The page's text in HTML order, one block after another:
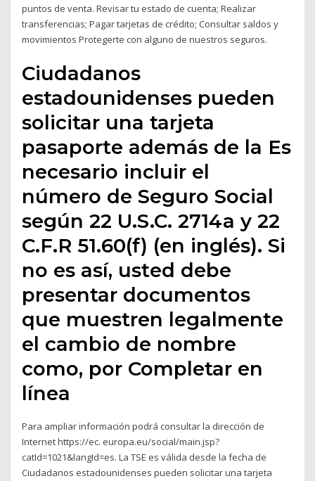
puntos de venta. Revisar tu estado de cuenta; Realizar
transferencias; Pagar tarjetas de crédito; Consultar saldos y
movimientos Protegerte con alguno de nuestros seguros.
Ciudadanos
estadounidenses pueden
solicitar una tarjeta
pasaporte además de la Es
necesario incluir el
número de Seguro Social
según 22 U.S.C. 2714a y 22
C.F.R 51.60(f) (en inglés). Si
no es así, usted debe
presentar documentos
que muestren legalmente
el cambio de nombre
como, por Completar en
línea
Para ampliar información podrá consultar la dirección de
Internet https://ec. europa.eu/social/main.jsp?
catId=1021&langId=es. La TSE es válida desde la fecha de
Ciudadanos estadounidenses pueden solicitar una tarjeta